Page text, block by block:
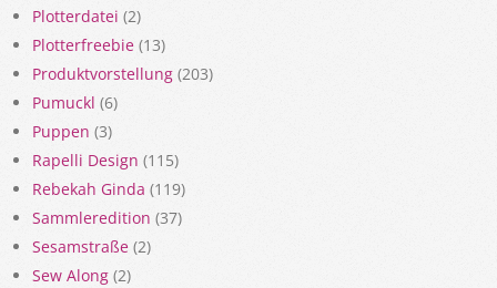
Plotterdatei (2)
Plotterfreebie (13)
Produktvorstellung (203)
Pumuckl (6)
Puppen (3)
Rapelli Design (115)
Rebekah Ginda (119)
Sammleredition (37)
Sesamstraße (2)
Sew Along (2)